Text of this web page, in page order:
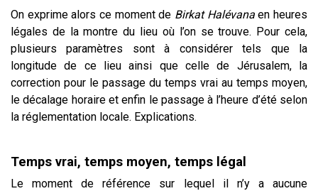
On exprime alors ce moment de Birkat Halévanaen heures
légales de la montre du lieu où l’on se trouve. Pour cela,
plusieurs paramètres sont à considérer tels que la
longitude de ce lieu ainsi que celle de Jérusalem, la
correction pour le passage du temps vrai au temps moyen,
le décalage horaire et enfin le passage à l’heure d’été selon
la réglementation locale. Explications.
Temps vrai, temps moyen, temps légal
Le moment de référence sur lequel il n’y a aucune